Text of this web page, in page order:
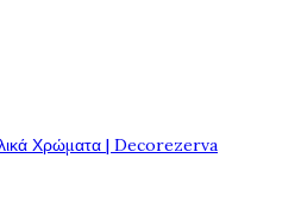
Χρώματα | Decorezerva